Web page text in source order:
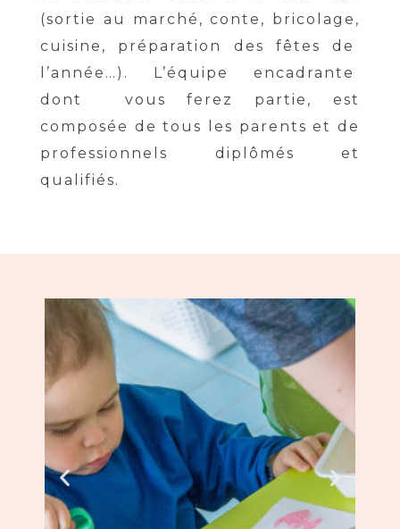
(sortie au marché, conte, bricolage,
cuisine, préparation des fêtes de
l’année…). L’équipe encadrante
dont vous ferez partie, est
composée de tous les parents et de
professionnels diplômés et
qualifiés.